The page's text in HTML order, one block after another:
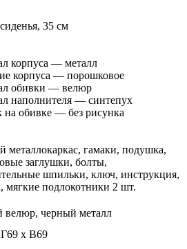
35 см
корпуса — металл
корпуса — порошковое
обивки — велюр
наполнителя — синтепух
на обивке — без рисунка
металлокаркас, гамаки, подушка,
заглушки, болты,
шпильки, ключ, инструкция,
мягкие подлокотники 2 шт.
велюр, черный металл
х В69